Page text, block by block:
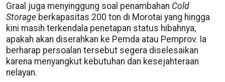
Graal juga menyinggung soal penambahan Cold
Storage berkapasitas 200 ton di Morotai yang hingga
kini masih terkendala penetapan status hibahnya,
apakah akan diserahkan ke Pemda atau Pemprov. Ia
berharap persoalan tersebut segera diselesaikan
karena menyangkut kebutuhan dan kesejahteraan
nelayan.